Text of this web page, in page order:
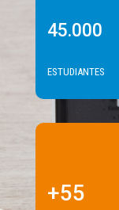
45.000
ESTUDIANTES
+55